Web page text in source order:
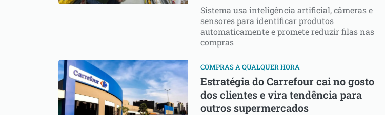
Sistema usa inteligência artificial, câmeras e
sensores para identificar produtos
automaticamente e promete reduzir filas nas
compras
COMPRAS A QUALQUER HORA
Estratégia do Carrefour cai no gosto
dos clientes e vira tendência para
outros supermercados